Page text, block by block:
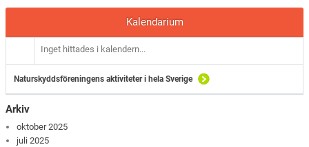
Kalendarium
Inget hittades i kalendern...
Naturskyddsföreningens aktiviteter i hela Sverige
Arkiv
oktober 2025
juli 2025